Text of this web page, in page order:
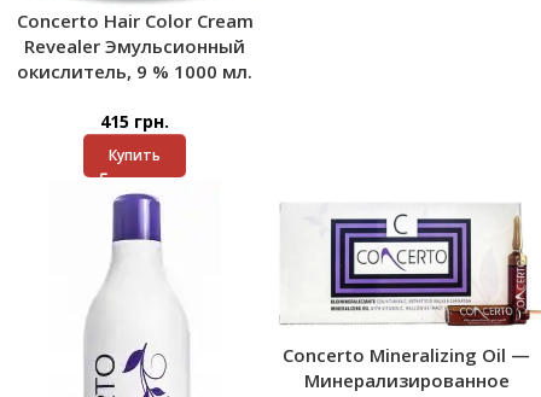
Concerto Hair Color Cream
Revealer Эмульсионный
окислитель, 9 % 1000 мл.
415 грн.
Купить
Concerto Mineralizing Oil —
Минерализированное